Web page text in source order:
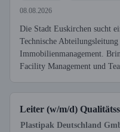
08.08.2026
Die Stadt Euskirchen sucht
Technische
Immobilienmanagement.
Facility Management und
Leiter (w/m/d)
Plastipak Deutschland